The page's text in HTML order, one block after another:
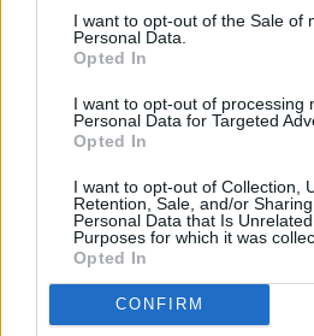
I want to opt-out of the Sale of
Personal Data.
Opted In
I want to opt-out of processing
Personal Data for Targeted
Opted In
I want to opt-out of Collection,
Retention, Sale, and/or
Personal Data that Is
Purposes for which it was
Opted In
CONFIRM
Paese, parliamo del 99,1%”. Sul
Brusaferro spiega che “tutte le fasce
elevata copertura vaccinale, con una
età più giovane tra i 5 e gli 11 anni e
conferma una lenta decrescita dei non
restano milioni”.
(ITALPRESS).
ITALIA NEWSONLINE NOTIZIEONLINE